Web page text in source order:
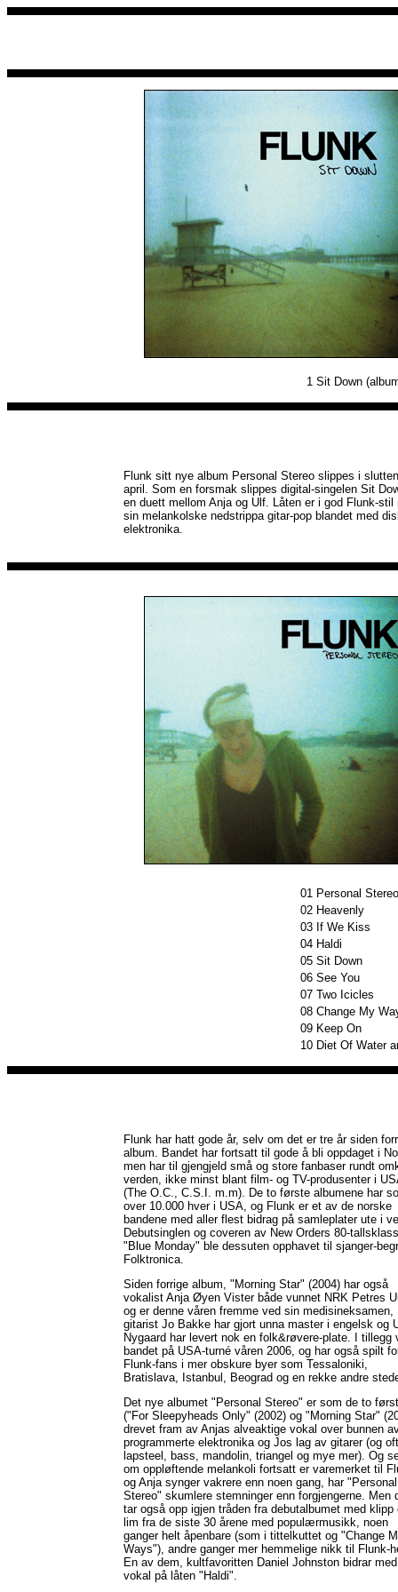
1 Sit Down
Flunk sitt nye album Personal Stereo slippes i
april. Som en forsmak slippes digital-singelen Sit
en duett mellom Anja og Ulf. Låten er i god Flunk-stil
sin melankolske nedstrippa gitar-pop blandet med
elektronika.
01 Personal Stereo
02 Heavenly
03 If We Kiss
04 Haldi
05 Sit Down
06 See You
07 Two Icicles
08 Change My
09 Keep On
10 Diet Of Water
Flunk har hatt gode år, selv om det er tre år siden
album. Bandet har fortsatt til gode å bli oppdaget i
men har til gjengjeld små og store fanbaser rundt
verden, ikke minst blant film- og TV-produsenter i
(The O.C., C.S.I. m.m). De to første albumene har
over 10.000 hver i USA, og Flunk er et av de norske
bandene med aller flest bidrag på samleplater ute i
Debutsinglen og coveren av New Orders 80-
"Blue Monday" ble dessuten opphavet til sjanger-
Folktronica.
Siden forrige album, "Morning Star" (2004) har også
vokalist Anja Øyen Vister både vunnet NRK Petres
og er denne våren fremme ved sin medisineksamen,
gitarist Jo Bakke har gjort unna master i engelsk og
Nygaard har levert nok en folk&røvere-plate. I tillegg
bandet på USA-turné våren 2006, og har også spilt
Flunk-fans i mer obskure byer som Tessaloniki,
Bratislava, Istanbul, Beograd og en rekke andre
Det nye albumet "Personal Stereo" er som de to
("For Sleepyheads Only" (2002) og "Morning Star"
drevet fram av Anjas alveaktige vokal over bunnen
programmerte elektronika og Jos lag av gitarer (og
lapsteel, bass, mandolin, triangel og mye mer). Og
om oppløftende melankoli fortsatt er varemerket til
og Anja synger vakrere enn noen gang, har "Personal
Stereo" skumlere stemninger enn forgjengerne. Men
tar også opp igjen tråden fra debutalbumet med klipp
lim fra de siste 30 årene med populærmusikk, noen
ganger helt åpenbare (som i tittelkuttet og "Change
Ways"), andre ganger mer hemmelige nikk til Flunk-
En av dem, kultfavoritten Daniel Johnston bidrar med
vokal på låten "Haldi".